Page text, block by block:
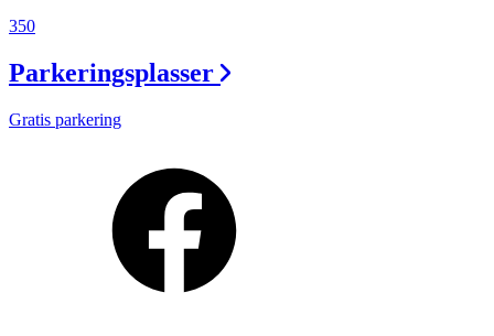
350
Parkeringsplasser
Gratis parkering